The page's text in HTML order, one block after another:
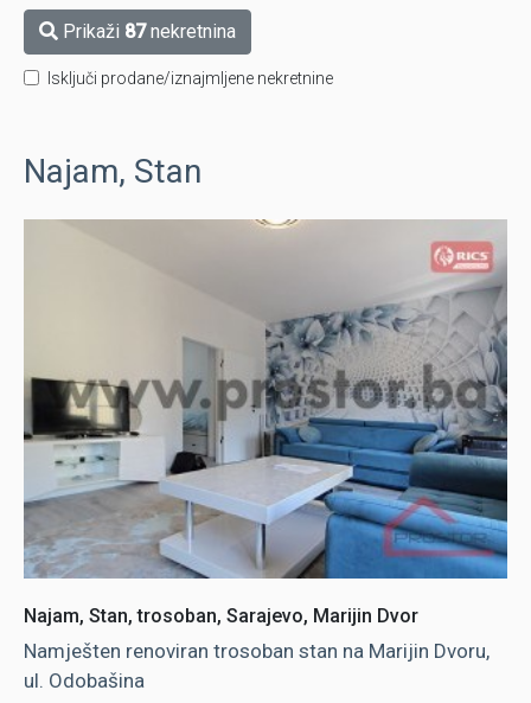
Prikaži 87nekretnina
Isključi prodane/iznajmljene nekretnine
Najam, Stan
Najam, Stan, trosoban, Sarajevo, Marijin Dvor
Namješten renoviran trosoban stan na Marijin Dvoru,
ul. Odobašina